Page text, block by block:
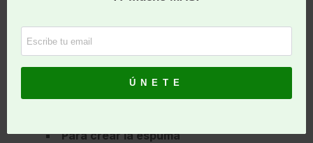
Espinel
2 cl Zumo de Naranja Amarga
1 cl Pedro Ximénez dulce
4 cl Oloroso
Para crear la espuma